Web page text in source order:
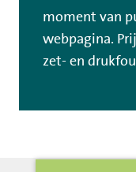
moment van
webpagina.
zet- en